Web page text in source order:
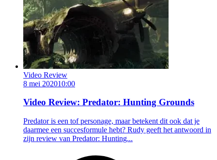
Video Review
8 mei 202010:00
Video Review: Predator: Hunting Grounds
Predator is een tof personage, maar betekent dit ook dat je
daarmee een succesformule hebt? Rudy geeft het antwoord in
zijn review van Predator: Hunting...